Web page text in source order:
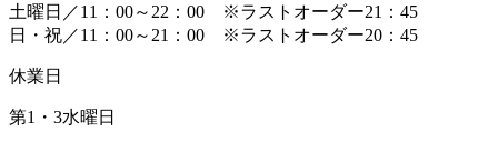
土曜日／11：00～22：00 ※ラストオーダー21：45
日・祝／11：00～21：00 ※ラストオーダー20：45
休業日
第1・3水曜日